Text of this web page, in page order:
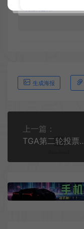
生成海报
上一篇：
TGA第二轮投票开启 《黑